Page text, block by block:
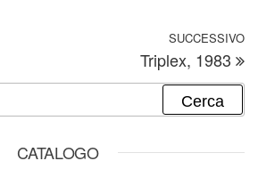
articoli SUCCESSIVO
Triplex, 1983
CATALOGO